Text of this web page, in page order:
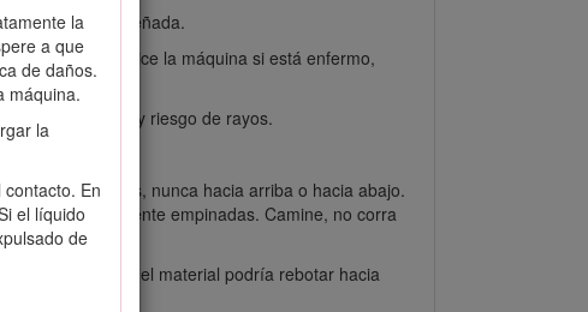
la
a que
de daños.
máquina.
la
En
el líquido
de
la que fue diseñada.
No utilice la máquina si está enfermo,
la máquina si hay riesgo de rayos.
y pendientes, nunca hacia arriba o hacia abajo.
extremadamente empinadas. Camine, no corra
ya que el material podría rebotar hacia